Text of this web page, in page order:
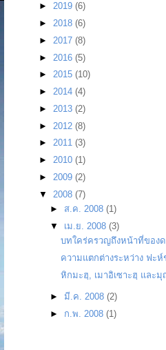
► 2019 (6)
► 2018 (6)
► 2017 (8)
► 2016 (5)
► 2015 (10)
► 2014 (4)
► 2013 (2)
► 2012 (8)
► 2011 (3)
► 2010 (1)
► 2009 (2)
▼ 2008 (7)
► ส.ค. 2008 (1)
▼ เม.ย. 2008 (3)
บทใคร่ครวญถึงหน้าที่ของด
ความแตกต่างระหว่าง ฟะ
หิกมะฮฺ, เมาอิเซาะฮฺ และ
► มี.ค. 2008 (2)
► ก.พ. 2008 (1)